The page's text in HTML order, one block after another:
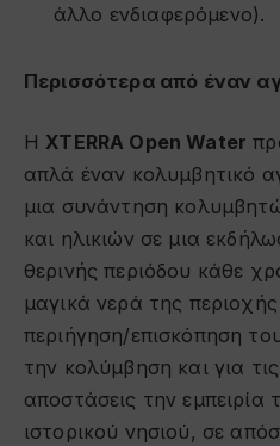
άλλο ενδιαφερόμενο).
Περισσότερα από έναν
ΗXTERRA Open Water
απλά έναν κολυμβητικό
μια συνάντηση
και ηλικιών σε μια
θερινής περιόδου κάθε
μαγικά νερά της
περιήγηση/επισκόπηση
την κολύμβηση και για
αποστάσεις την εμπειρία
ιστορικού νησιού, σε